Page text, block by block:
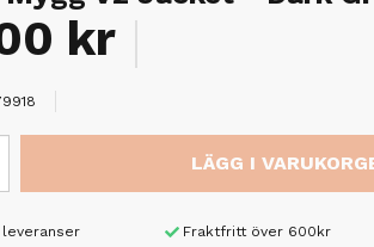
kr
LÄGG I
leveranser Fraktfritt över 600kr